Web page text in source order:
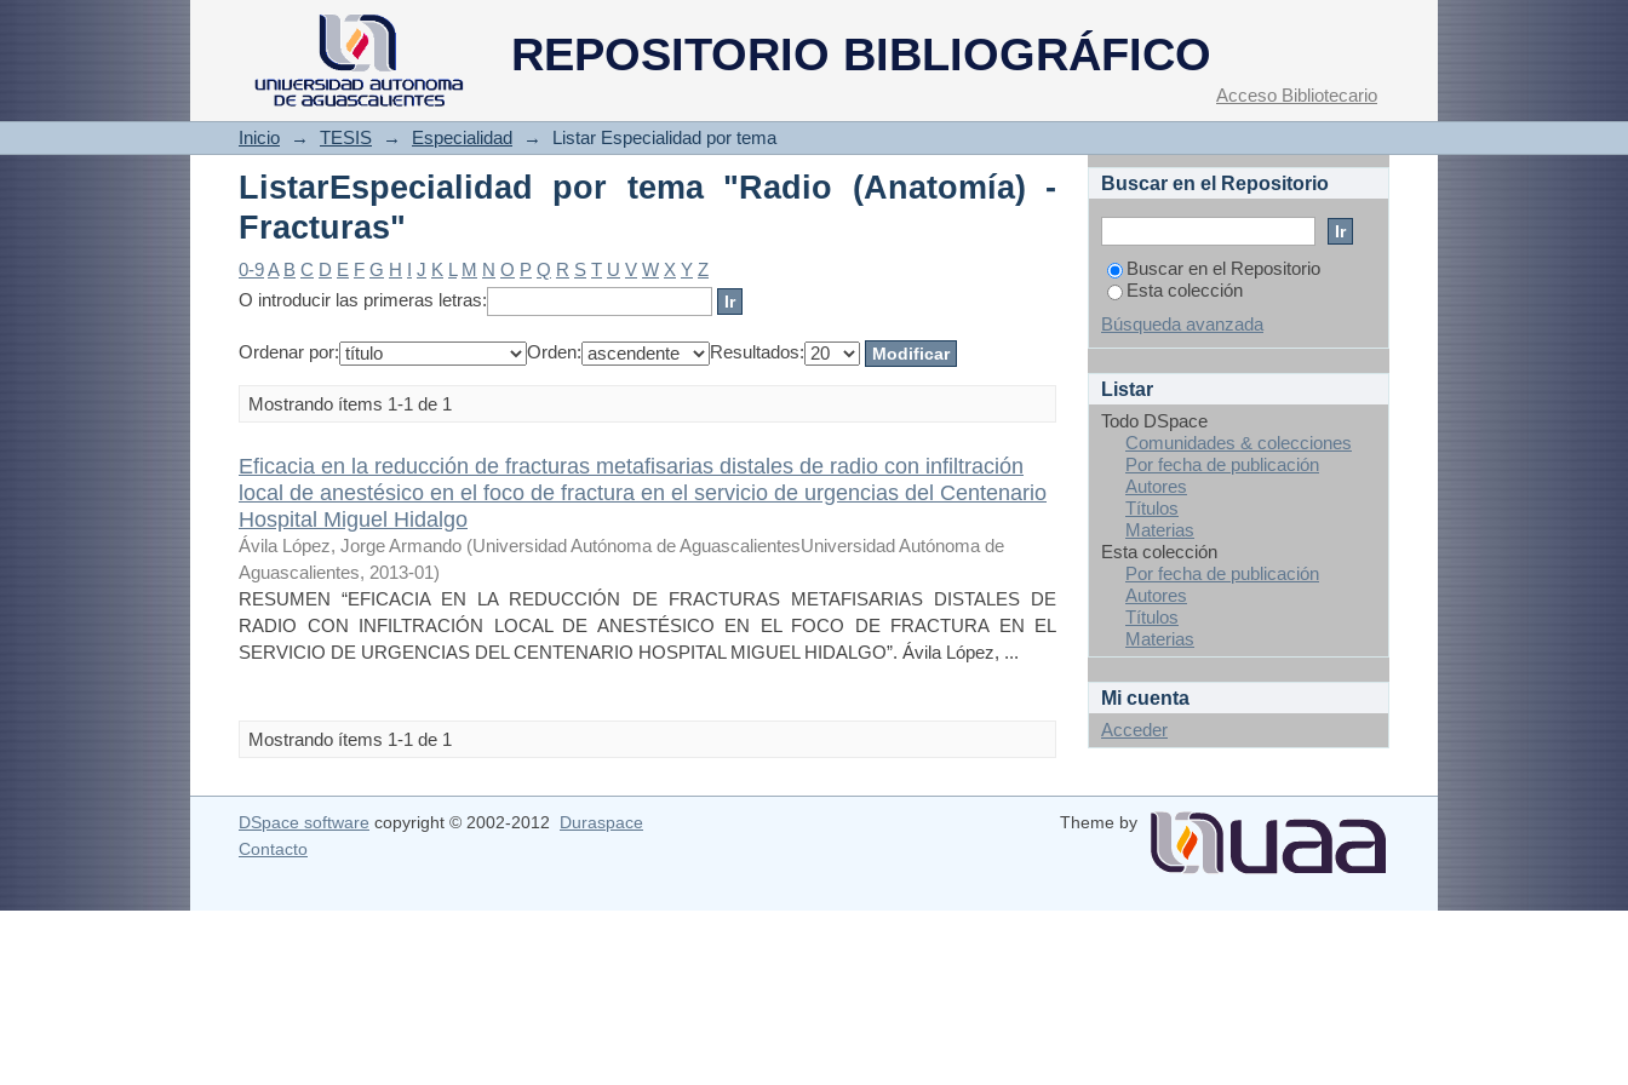
REPOSITORIO BIBLIOGRÁFICO
ListarEspecialidad por tema "Radio (Anatomía) - Fracturas"
Acceso Bibliotecario
Inicio → TESIS → Especialidad → Listar Especialidad por tema
ListarEspecialidad por tema "Radio (Anatomía) -
Fracturas"
0-9A B C D E F G H I J K L M N O P Q R S T U V W X Y Z
O introducir las primeras letras:
Ordenar por: Orden: Resultados:
Mostrando ítems 1-1 de 1
Eficacia en la reducción de fracturas metafisarias distales de radio con infiltración
local de anestésico en el foco de fractura en el servicio de urgencias del Centenario
Hospital Miguel Hidalgo
Ávila López, Jorge Armando (Universidad Autónoma de AguascalientesUniversidad Autónoma de
Aguascalientes, 2013-01)
RESUMEN “EFICACIA EN LA REDUCCIÓN DE FRACTURAS METAFISARIAS DISTALES DE
RADIO CON INFILTRACIÓN LOCAL DE ANESTÉSICO EN EL FOCO DE FRACTURA EN EL
SERVICIO DE URGENCIAS DEL CENTENARIO HOSPITAL MIGUEL HIDALGO”. Ávila López, ...
Mostrando ítems 1-1 de 1
Buscar en el Repositorio
Buscar en el Repositorio
Esta colección
Búsqueda avanzada
Listar
Todo DSpace
Comunidades & colecciones
Por fecha de publicación
Autores
Títulos
Materias
Esta colección
Por fecha de publicación
Autores
Títulos
Materias
Mi cuenta
Acceder
DSpace software copyright © 2002-2012 Duraspace
Theme by
Contacto